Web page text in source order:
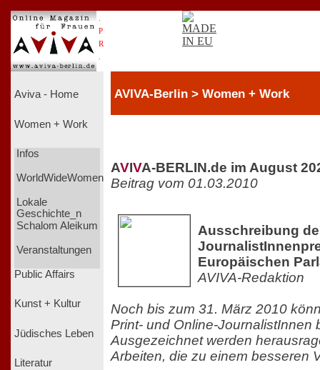
P
R
Aviva - Home
Women + Work
Infos
WorldWideWomen
Lokale
Geschichte_n
Schalom Aleikum
Veranstaltungen
Public Affairs
Kunst + Kultur
Jüdisches Leben
Literatur
AVIVA-Berlin > Women + Work
AVIVA-BERLIN.de im August
Beitrag vom 01.03.2010
Ausschreibung
Europäischen
AVIVA-Redaktion
Noch bis zum 31. März 2010
Print- und Online-JournalistInnen
Ausgezeichnet werden
Arbeiten, die zu einem besseren